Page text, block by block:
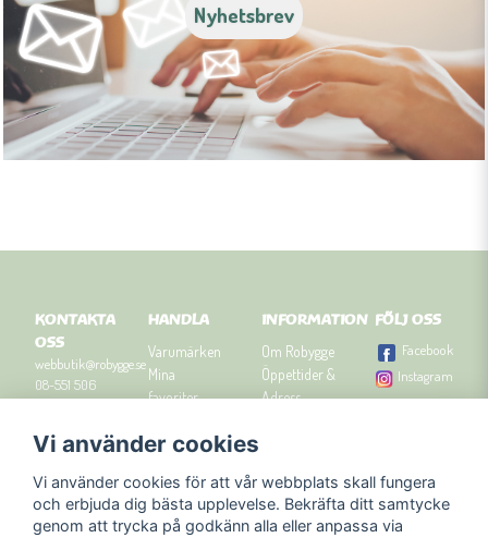
Nyhetsbrev
KONTAKTA
OSS
webbutik@robygge.se
08-551 506
Orgnummer: 556463-
HANDLA
Varumärken
Mina
favoriter
Om cookies
Presenttips
INFORMATION
Om Robygge
Öppettider &
Adress
Kontakta oss
Nyhetsbrev
FÖLJ OSS
Facebook
Instagram
Vi använder cookies
Vi använder cookies för att vår webbplats skall fungera
och erbjuda dig bästa upplevelse. Bekräfta ditt samtycke
genom att trycka på godkänn alla eller anpassa via